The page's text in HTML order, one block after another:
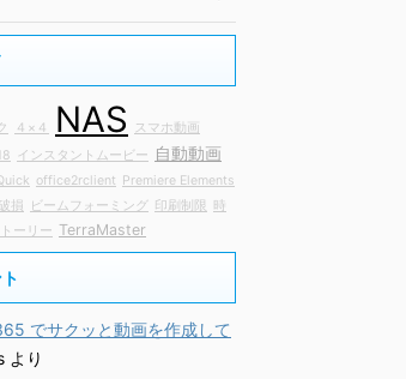
４×４ NAS スマホ動画
インスタントムービー
自動動画
office2rclient Premiere Elements
損 ビームフォーミング 印刷制限
時
ーリー TerraMaster
でサクッと動画を作成して
より